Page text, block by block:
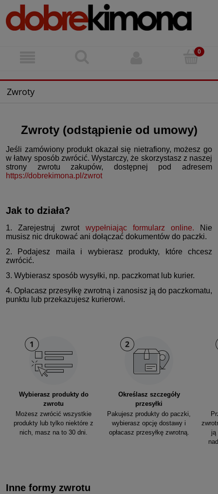
Zwroty
Zwroty (odstąpienie od umowy)
Jeśli zamówiony produkt okazał się nietrafiony, możesz go
w łatwy sposób zwrócić. Wystarczy, że skorzystasz z naszej
strony zwrotu zakupów, dostępnej pod adresem
https://dobrekimona.pl/zwrot
Jak to działa?
1. Zarejestruj zwrot wypełniając formularz online. Nie
musisz nic drukować ani dołączać dokumentów do paczki.
2. Podajesz maila i wybierasz produkty, które chcesz
zwrócić.
3. Wybierasz sposób wysyłki, np. paczkomat lub kurier.
4. Opłacasz przesyłkę zwrotną i zanosisz ją do paczkomatu,
punktu lub przekazujesz kurierowi.
Wybierasz produkty do
zwrotu
Możesz zwrócić wszystkie
produkty lub tylko niektóre z
nich, masz na to 30 dni.
Określasz szczegóły
przesyłki
Pakujesz produkty do paczki,
wybierasz opcję dostawy i
opłacasz przesyłkę zwrotną.
ją
Inne formy zwrotu